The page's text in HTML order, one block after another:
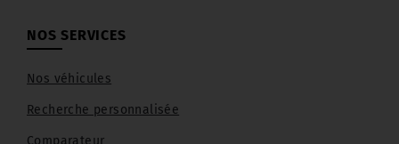
NOS SERVICES
Nos véhicules
Recherche personnalisée
Comparateur